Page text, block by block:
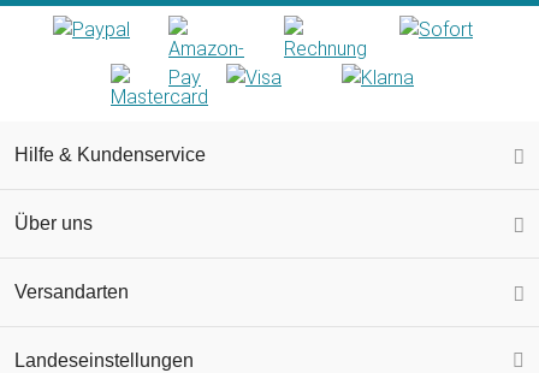
Hilfe & Kundenservice
Über uns
Versandarten
Landeseinstellungen